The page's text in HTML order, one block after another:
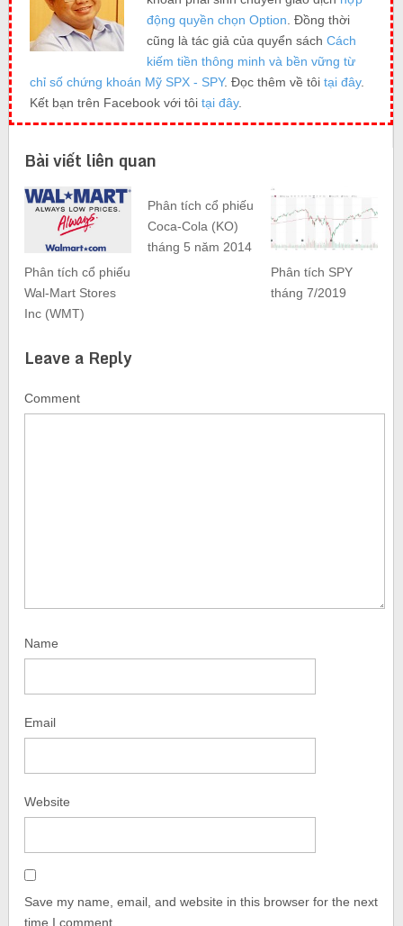
động quyền chọn Option . Đồng thời
cũng là tác giả của quyển sách Cách
kiếm tiền thông minh và bền vững từ
chỉ số chứng khoán Mỹ SPX - SPY. Đọc thêm về tôi tại đây.
Kết bạn trên Facebook với tôi tại đây.
Bài viết liên quan
Phân tích cổ phiếu
Wal-Mart Stores
Inc (WMT)
Phân tích cổ phiếu
Coca-Cola (KO)
tháng 5 năm 2014
Phân tích SPY
tháng 7/2019
Leave a Reply
Comment
Name
Email
Website
Save my name, email, and website in this browser for the next
time I comment.